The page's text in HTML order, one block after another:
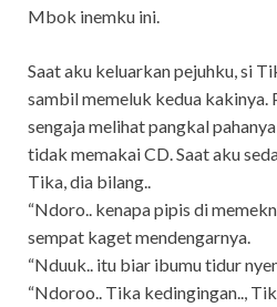
Mbok inemku ini.
Saat aku keluarkan pejuhku, si
sambil memeluk kedua kakinya.
sengaja melihat pangkal
tidak memakai CD. Saat aku
Tika, dia bilang..
“Ndoro.. kenapa pipis di
sempat kaget mendengarnya.
“Nduuk.. itu biar ibumu tidur
“Ndoroo.. Tika kedingingan..,